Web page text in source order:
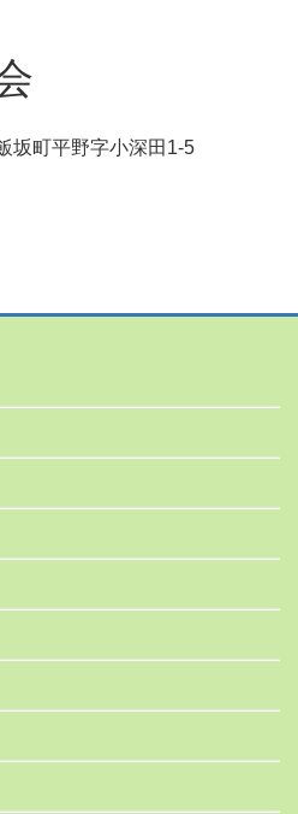
坂町平野字小深田1-5